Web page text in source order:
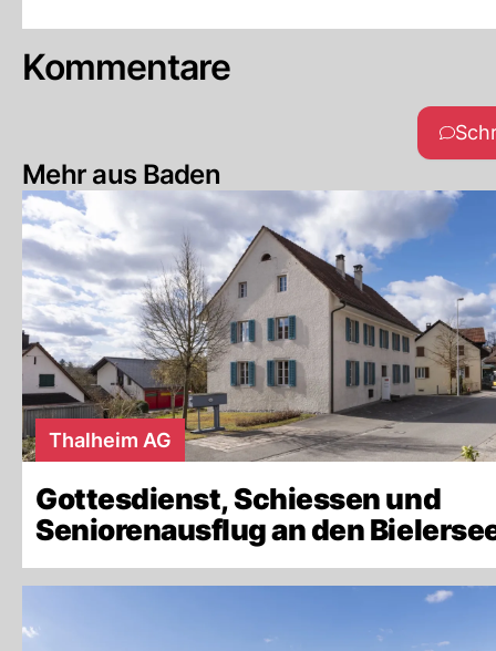
Kommentare
Mehr aus Baden
Thalheim AG
Gottesdienst, Schiessen und
Seniorenausflug an den